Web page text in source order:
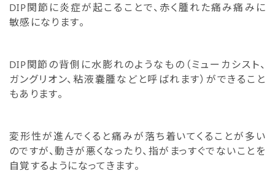
DIP関節に炎症が起こることで、赤く腫れた痛み痛みに
敏感になります。
DIP関節の背側に水膨れのようなもの（ミューカシスト、
ガングリオン、粘液嚢腫などと呼ばれます）ができること
もあります。
変形性が進んでくると痛みが落ち着いてくることが多い
のですが、動きが悪くなったり、指がまっすぐでないことを
自覚するようになってきます。